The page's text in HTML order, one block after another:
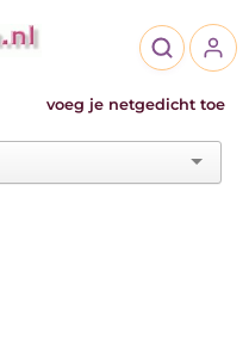
voeg je netgedicht toe